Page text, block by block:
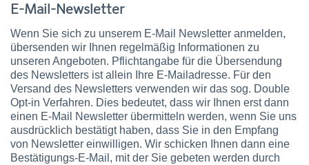
E-Mail-Newsletter
Wenn Sie sich zu unserem E-Mail Newsletter anmelden,
übersenden wir Ihnen regelmäßig Informationen zu
unseren Angeboten. Pflichtangabe für die Übersendung
des Newsletters ist allein Ihre E-Mailadresse. Für den
Versand des Newsletters verwenden wir das sog. Double
Opt-in Verfahren. Dies bedeutet, dass wir Ihnen erst dann
einen E-Mail Newsletter übermitteln werden, wenn Sie uns
ausdrücklich bestätigt haben, dass Sie in den Empfang
von Newsletter einwilligen. Wir schicken Ihnen dann eine
Bestätigungs-E-Mail, mit der Sie gebeten werden durch